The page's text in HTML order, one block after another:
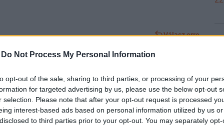
Do Not Process My Personal Information
opt-out of the sale, sharing to third parties, or processing of your
for targeted advertising by us, please use the below opt-out
selection. Please note that after your opt-out request is processed
interest-based ads based on personal information utilized by us
to third parties prior to your opt-out. You may separately
Válasz erre
Catles1
részvényeiből ez meg elindul 2000 felé?
az árfolyam.